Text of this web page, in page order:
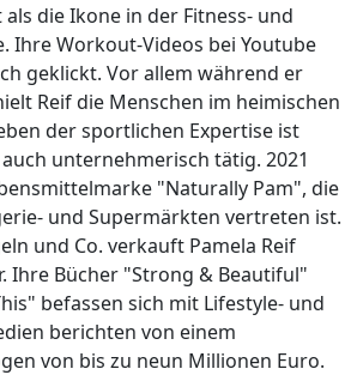
als die Ikone in der Fitness- und
Ihre Workout-Videos bei Youtube
geklickt. Vor allem während er
Reif die Menschen im heimischen
der sportlichen Expertise ist
unternehmerisch tätig. 2021
"Naturally Pam", die
und Supermärkten vertreten ist.
und Co. verkauft Pamela Reif
Ihre Bücher "Strong & Beautiful"
befassen sich mit Lifestyle- und
berichten von einem
von bis zu neun Millionen Euro.